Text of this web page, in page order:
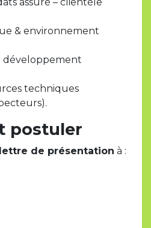
& environnement
techniques
postuler
lettre de présentation à :